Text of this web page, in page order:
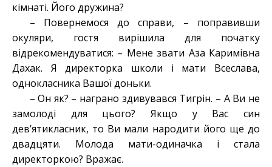
кімнаті. Його дружина?
– Повернемося до справи, – поправивши
окуляри, гостя вирішила для початку
відрекомендуватися: – Мене звати Аза Каримівна
Дахак. Я директорка школи і мати Всеслава,
однокласника Вашої доньки.
– Он як? – награно здивувався Тигрін. – А Ви не
замолоді для цього? Якщо у Вас син
дев’ятикласник, то Ви мали народити його ще до
двадцяти. Молода мати-одиначка і стала
директоркою? Вражає.